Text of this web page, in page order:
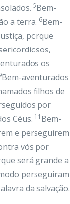
5Bem-
a terra. 6Bem-
porque
os
Bem-aventurados
filhos de
por
Céus. 11 Bem-
e perseguirem
vós por
será grande a
perseguiram
da salvação.